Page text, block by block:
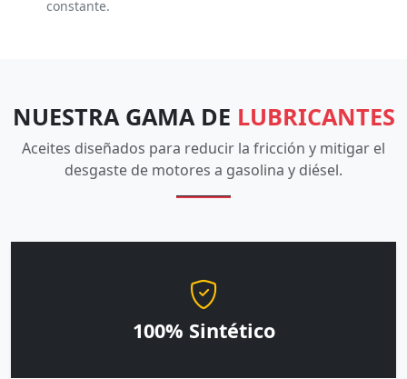
constante.
NUESTRA GAMA DE LUBRICANTES
Aceites diseñados para reducir la fricción y mitigar el
desgaste de motores a gasolina y diésel.
100% Sintético